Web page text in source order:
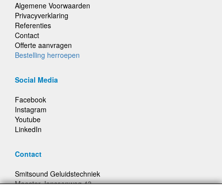
Algemene Voorwaarden
Privacyverklaring
Referenties
Contact
Offerte aanvragen
Bestelling herroepen
Social Media
Facebook
Instagram
Youtube
LinkedIn
Contact
Smitsound Geluidstechniek
Meester Janssenweg 43